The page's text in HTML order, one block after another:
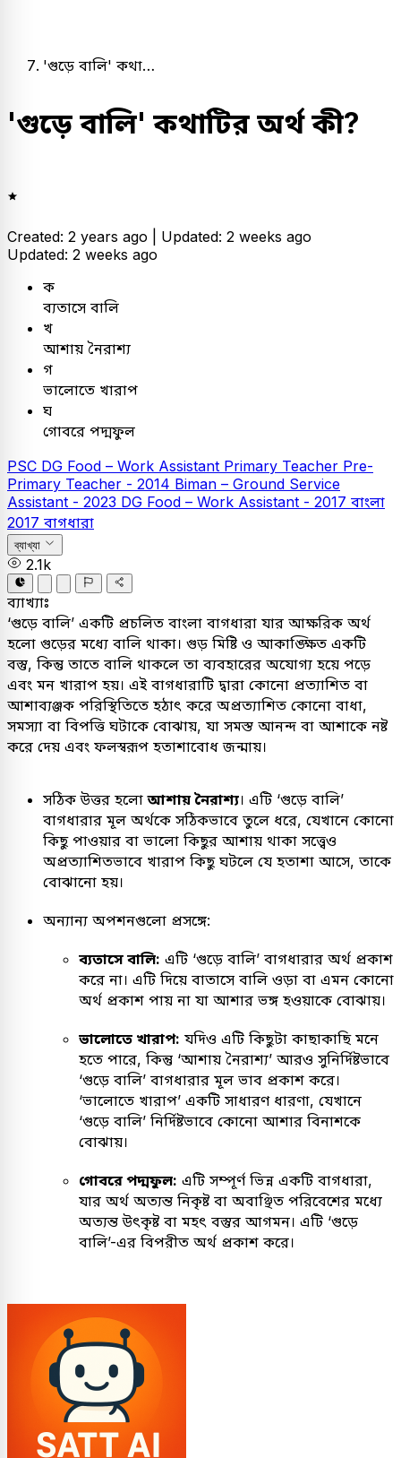
'গুড়ে বালি' কথা…
'গুড়ে বালি' কথাটির অর্থ কী?
Created: 2 years ago | Updated: 2 weeks ago
Updated: 2 weeks ago
ক
ব্যতাসে বালি
খ
আশায় নৈরাশ্য
গ
ভালোতে খারাপ
ঘ
গোবরে পদ্মফুল
PSC DG Food – Work Assistant Primary Teacher Pre-
Primary Teacher - 2014 Biman – Ground Service
Assistant - 2023 DG Food – Work Assistant - 2017 বাংলা
2017 বাগধারা
ব্যাখ্যা
2.1k
ব্যাখ্যাঃ
‘গুড়ে বালি’ একটি প্রচলিত বাংলা বাগধারা যার আক্ষরিক অর্থ
হলো গুড়ের মধ্যে বালি থাকা। গুড় মিষ্টি ও আকাঙ্ক্ষিত একটি
বস্তু, কিন্তু তাতে বালি থাকলে তা ব্যবহারের অযোগ্য হয়ে পড়ে
এবং মন খারাপ হয়। এই বাগধারাটি দ্বারা কোনো প্রত্যাশিত বা
আশাব্যঞ্জক পরিস্থিতিতে হঠাৎ করে অপ্রত্যাশিত কোনো বাধা,
সমস্যা বা বিপত্তি ঘটাকে বোঝায়, যা সমস্ত আনন্দ বা আশাকে নষ্ট
করে দেয় এবং ফলস্বরূপ হতাশাবোধ জন্মায়।
সঠিক উত্তর হলোআশায় নৈরাশ্য। এটি ‘গুড়ে বালি’
বাগধারার মূল অর্থকে সঠিকভাবে তুলে ধরে, যেখানে কোনো
কিছু পাওয়ার বা ভালো কিছুর আশায় থাকা সত্ত্বেও
অপ্রত্যাশিতভাবে খারাপ কিছু ঘটলে যে হতাশা আসে, তাকে
বোঝানো হয়।
অন্যান্য অপশনগুলো প্রসঙ্গে:
ব্যতাসে বালি: এটি ‘গুড়ে বালি’ বাগধারার অর্থ প্রকাশ
করে না। এটি দিয়ে বাতাসে বালি ওড়া বা এমন কোনো
অর্থ প্রকাশ পায় না যা আশার ভঙ্গ হওয়াকে বোঝায়।
ভালোতে খারাপ: যদিও এটি কিছুটা কাছাকাছি মনে
হতে পারে, কিন্তু ‘আশায় নৈরাশ্য’ আরও সুনির্দিষ্টভাবে
‘গুড়ে বালি’ বাগধারার মূল ভাব প্রকাশ করে।
‘ভালোতে খারাপ’ একটি সাধারণ ধারণা, যেখানে
‘গুড়ে বালি’ নির্দিষ্টভাবে কোনো আশার বিনাশকে
বোঝায়।
গোবরে পদ্মফুল: এটি সম্পূর্ণ ভিন্ন একটি বাগধারা,
যার অর্থ অত্যন্ত নিকৃষ্ট বা অবাঞ্ছিত পরিবেশের মধ্যে
অত্যন্ত উৎকৃষ্ট বা মহৎ বস্তুর আগমন। এটি ‘গুড়ে
বালি’-এর বিপরীত অর্থ প্রকাশ করে।